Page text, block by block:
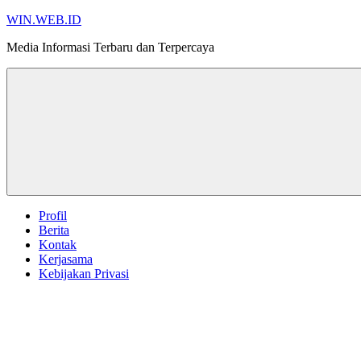
Skip
content
WIN.WEB.ID
Media Informasi Terbaru dan Terpercaya
Profil
Berita
Kontak
Kerjasama
Kebijakan Privasi